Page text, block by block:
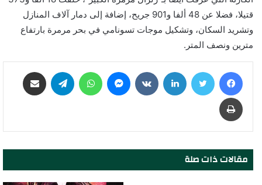
قتيلا، فضلا عن 48 ألفا و901 جريح، إضافة إلى دمار آلاف المنازل
وتشريد السكان، وتشكيل موجات تسونامي في بحر مرمرة بارتفاع
مترين ونصف المتر.
مقالات ذات صلة